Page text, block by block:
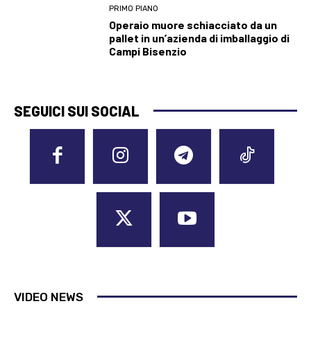
PRIMO PIANO
Operaio muore schiacciato da un
pallet in un’azienda di imballaggio di
Campi Bisenzio
SEGUICI SUI SOCIAL
VIDEO NEWS